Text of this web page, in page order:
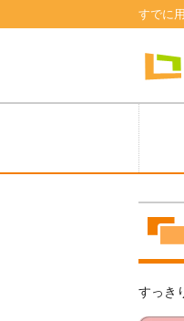
すでに
すっき